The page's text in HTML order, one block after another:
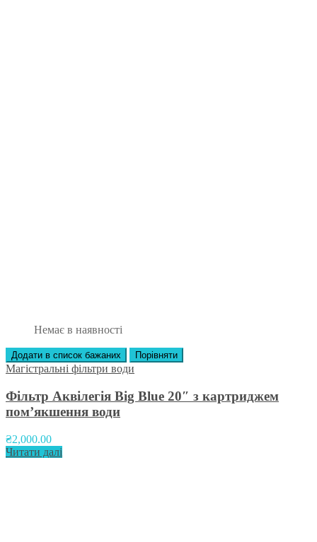
Немає в наявності
Додати в список бажаних Порівняти
Магістральні фільтри води
Фільтр Аквілегія Big Blue 20″ з картриджем
пом’якшення води
₴2,000.00
Читати далі